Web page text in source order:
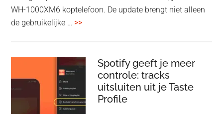
WH-1000XM6 koptelefoon. De update brengt niet alleen
de gebruikelijke … >>overSony
sharing
WF-
Spotify geeft je meer
controle: tracks
uitsluiten uit je Taste
Profile